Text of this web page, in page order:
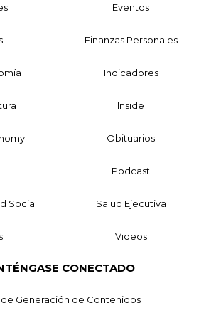
Eventos
Finanzas Personales
Indicadores
Inside
Obituarios
Podcast
Social Salud Ejecutiva
Videos
CONECTADO
de Generación de Contenidos